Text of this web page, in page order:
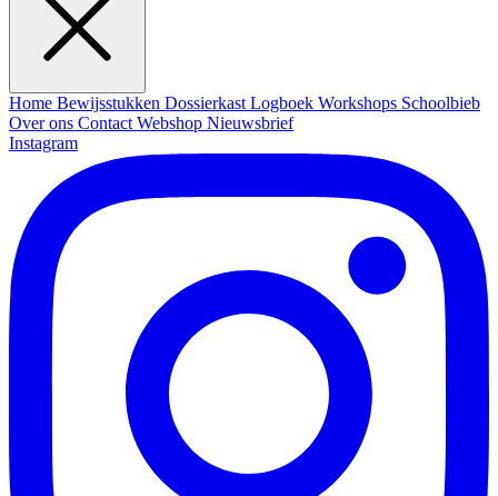
Home Bewijsstukken Dossierkast Logboek Workshops Schoolbieb
Over ons Contact Webshop Nieuwsbrief
Instagram